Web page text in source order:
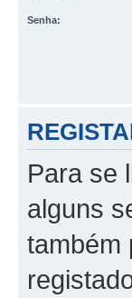
Senha:
Para se
alguns
também